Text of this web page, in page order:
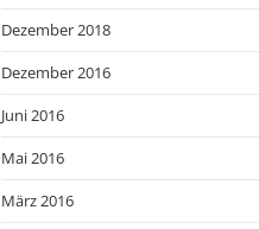
Dezember 2018
Dezember 2016
Juni 2016
Mai 2016
März 2016